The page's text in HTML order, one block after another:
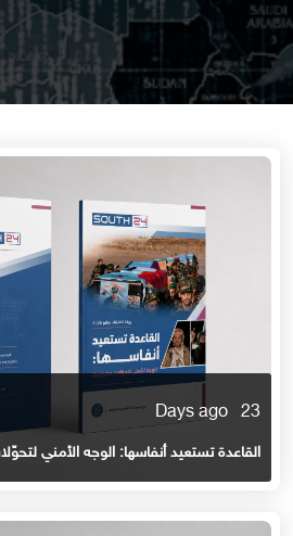
23 Days ago
القاعدة تستعيد أنفاسها: الوجه الأمني